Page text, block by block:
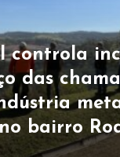
controla
das
bairro